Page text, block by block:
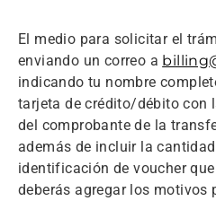
El medio para solicitar el
enviando un correo a
indicando tu nombre
tarjeta de crédito/débito con
del comprobante de la
además de incluir la
identificación de voucher
deberás agregar los motivos